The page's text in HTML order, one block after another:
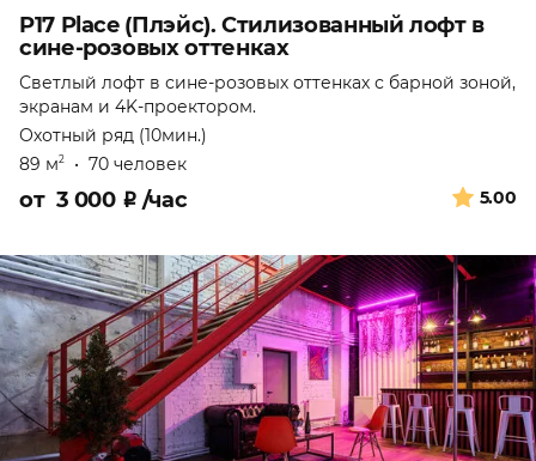
P17 Place (Плэйс). Стилизованный лофт в
сине-розовых оттенках
Светлый лофт в сине-розовых оттенках с барной зоной,
экранам и 4K-проектором.
Охотный ряд (10мин.)
89 м2 • 70 человек
5.00
от 3 000 ₽ /час